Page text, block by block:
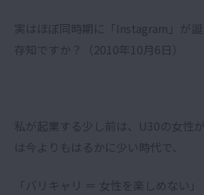
実はほぼ同時期に「Instagram」が
存知ですか？（2010年10月6日）
私が起業する少し前は、U30の女性
は今よりもはるかに少い時代で、
「バリキャリ ＝ 女性を楽しめない」